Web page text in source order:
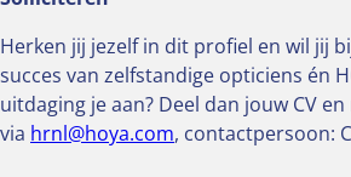
Herken jij jezelf in dit profiel en wil jij
succes van zelfstandige opticiens én
uitdaging je aan? Deel dan jouw CV
via hrnl@hoya.com, contactpersoon: